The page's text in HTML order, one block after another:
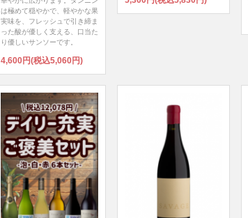
は極めて穏やかで、軽やかな果
実味を、フレッシュで引き締ま
った酸が優しく支える、口当た
り優しいサンソーです。
4,600円(税込5,060円)